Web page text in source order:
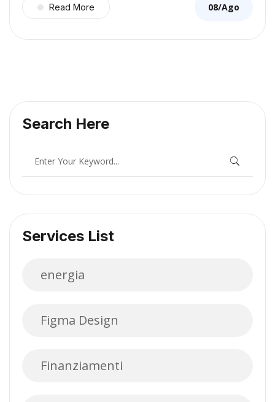
Read More 08/Ago
Search Here
Services List
energia
Figma Design
Finanziamenti